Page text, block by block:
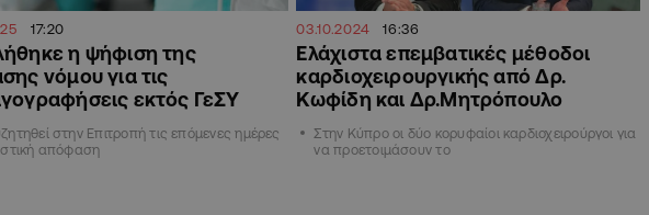
17:20
η ψήφιση της
νόμου για τις
εκτός ΓεΣΥ
στην Επιτροπή τις επόμενες ημέρες
απόφαση
03.10.2024 16:36
Ελάχιστα επεμβατικές μέθοδοι
καρδιοχειρουργικής από Δρ.
Κωφίδη και Δρ.Μητρόπουλο
Στην Κύπρο οι δύο κορυφαίοι καρδιοχειρούργοι για
να προετοιμάσουν το